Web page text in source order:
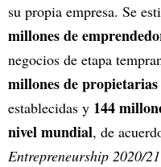
su propia empresa. Se
millones de
negocios de etapa
millones de propietarias
establecidas y 144
nivel mundial, de
Entrepreneurship 2020/21